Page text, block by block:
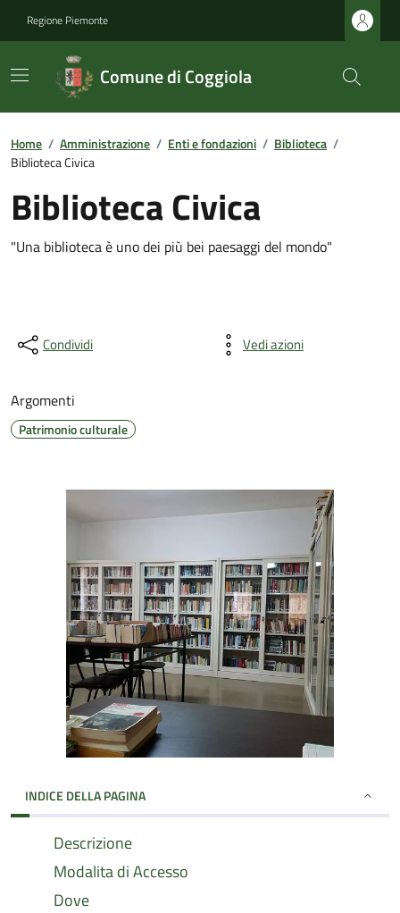
Regione Piemonte
Comune di Coggiola
Home / Amministrazione / Enti e fondazioni / Biblioteca /
Biblioteca Civica
Biblioteca Civica
"Una biblioteca è uno dei più bei paesaggi del mondo"
Condividi Vedi azioni
Argomenti
Patrimonio culturale
INDICE DELLA PAGINA
Descrizione
Modalita di Accesso
Dove